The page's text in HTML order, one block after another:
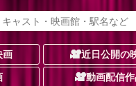
画 近日公開の
動画配信